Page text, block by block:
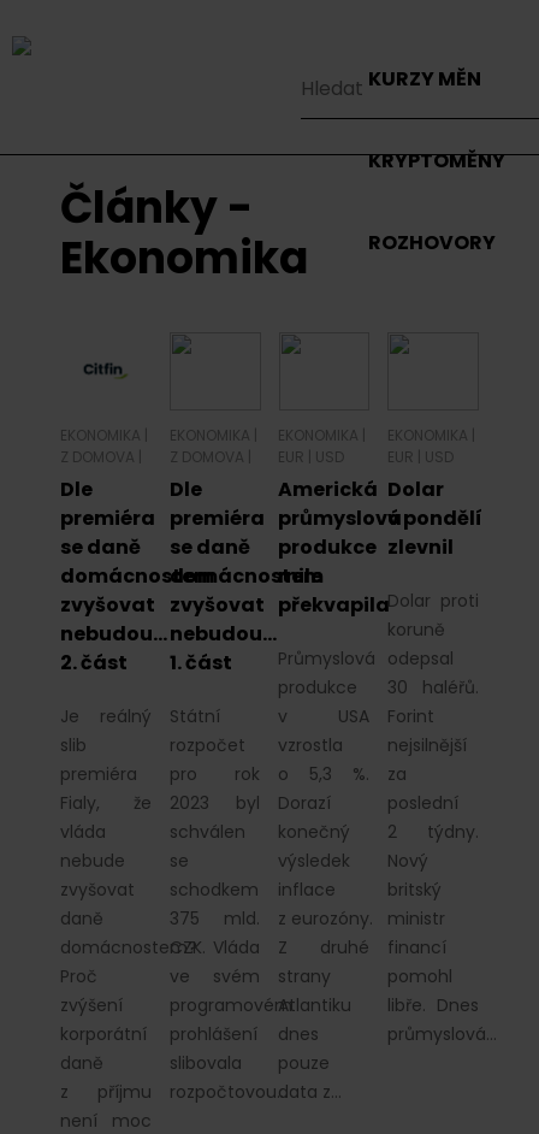
KURZY MĚN
KRYPTOMĚNY
ROZHOVORY
Články -
Ekonomika
EKONOMIKA
Z DOMOVA
Dle
premiéra
se daně
domácnostem
zvyšovat
nebudou…
2. část
Je reálný
slib
premiéra
Fialy, že
vláda
nebude
zvyšovat
daně
domácnostem?
Proč
zvýšení
korporátní
daně
z příjmu
není moc
EKONOMIKA
Z DOMOVA
Dle
premiéra
se daně
domácnostem
zvyšovat
nebudou…
1. část
Státní
rozpočet
pro rok
2023 byl
schválen
se
schodkem
375 mld.
CZK. Vláda
ve svém
programovém
prohlášení
slibovala
rozpočtovou…
EKONOMIKA
EUR
USD
Americká
průmyslová
produkce
mile
překvapila
Průmyslová
produkce
v USA
vzrostla
o 5,3 %.
Dorazí
konečný
výsledek
inflace
z eurozóny.
Z druhé
strany
Atlantiku
dnes
pouze
data z…
EKONOMIKA
EUR
USD
Dolar
v pondělí
zlevnil
Dolar proti
koruně
odepsal
30 haléřů.
Forint
nejsilnější
za
poslední
2 týdny.
Nový
britský
ministr
financí
pomohl
libře. Dnes
průmyslová…